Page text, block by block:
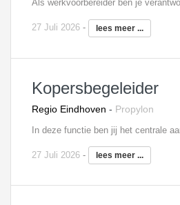
27 Juli 2026 - lees meer ...
Kopersbegeleider
Regio Eindhoven - Propylon
27 Juli 2026 - lees meer ...